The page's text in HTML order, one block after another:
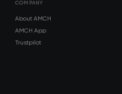
COMPANY
About AMCH
AMCH App
Trustpilot